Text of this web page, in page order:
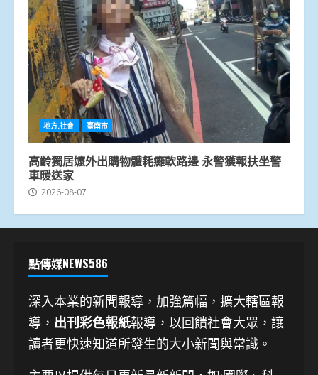
地方.社會 臺南市
高齡獨居嬤外出購物體耗癱軟路邊 永警獲報扶坐警
車暖送家
2026-08-07
點傳媒NEWS586
深入本業的新聞報導，加強篇幅，擴大轄區報
導， 出刊彩色報紙報導，以回饋社會大眾，讓
讀者更快速知道所發生的大小新聞與常識。